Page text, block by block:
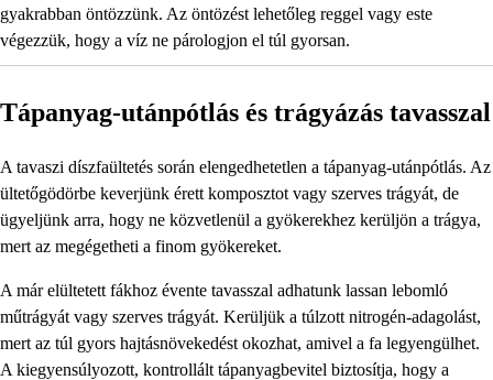
gyakrabban öntözzünk. Az öntözést lehetőleg reggel vagy este
végezzük, hogy a víz ne párologjon el túl gyorsan.
Tápanyag-utánpótlás és trágyázás tavasszal
A tavaszi díszfaültetés során elengedhetetlen a tápanyag-utánpótlás. Az
ültetőgödörbe keverjünk érett komposztot vagy szerves trágyát, de
ügyeljünk arra, hogy ne közvetlenül a gyökerekhez kerüljön a trágya,
mert az megégetheti a finom gyökereket.
A már elültetett fákhoz évente tavasszal adhatunk lassan lebomló
műtrágyát vagy szerves trágyát. Kerüljük a túlzott nitrogén-adagolást,
mert az túl gyors hajtásnövekedést okozhat, amivel a fa legyengülhet.
A kiegyensúlyozott, kontrollált tápanyagbevitel biztosítja, hogy a